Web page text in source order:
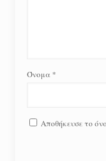
Όνομα *
Αποθήκευσε το